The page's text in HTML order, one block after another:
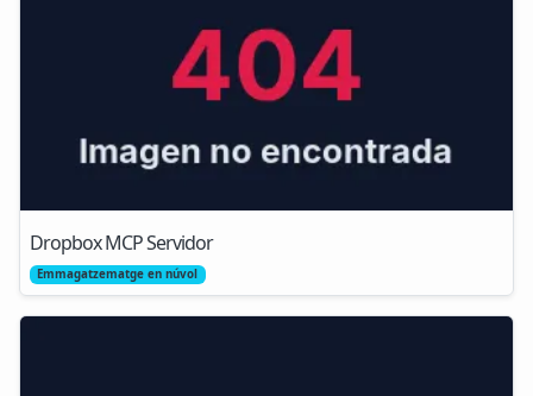
Dropbox MCP Servidor
Emmagatzematge en núvol